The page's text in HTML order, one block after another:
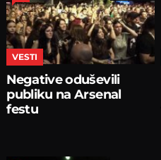
VESTI
Negative oduševili
publiku na Arsenal
festu